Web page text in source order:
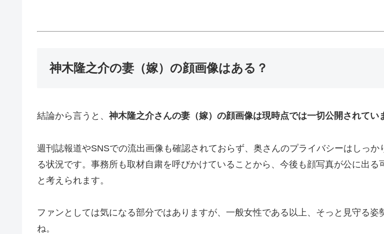
神木隆之介の妻（嫁）の顔画像はある？
結論から言うと、 神木隆之介さんの妻（嫁）の顔画像は現時点では一切公開されてい
週刊誌報道やSNSでの流出画像も確認されておらず、奥さんのプライバシーはしっか
る状況です。事務所も取材自粛を呼びかけていることから、今後も顔写真が公に出る
と考えられます。
ファンとしては気になる部分ではありますが、一般女性である以上、そっと見守る姿
ね。